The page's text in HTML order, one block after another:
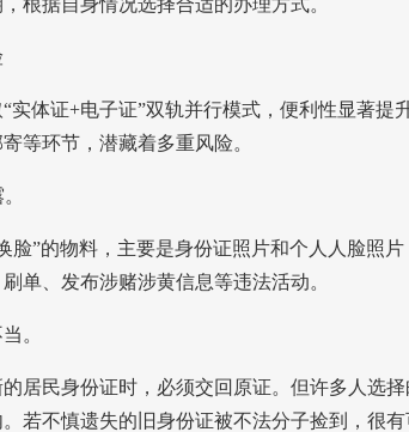
根据自身情况选择合适的办理方式。
实体证+电子证”双轨并行模式，便利性显著提
等环节，潜藏着多重风险。
脸”的物料，主要是身份证照片和个人人脸照
单、发布涉赌涉黄信息等违法活动。
。
居民身份证时，必须交回原证。但许多人选
若不慎遗失的旧身份证被不法分子捡到，很